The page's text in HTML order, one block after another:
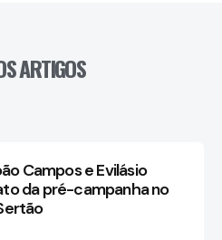
ARTIGOS
Campos e Evilásio
da pré-campanha no